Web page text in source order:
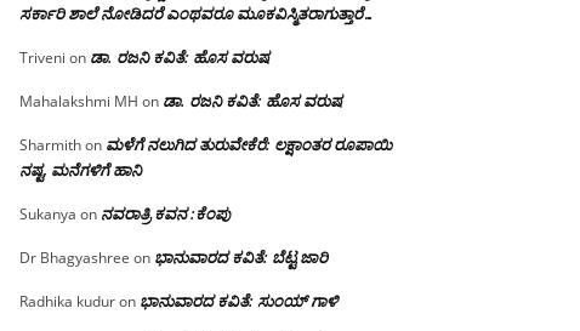
ಸರ್ಕಾರಿ ಶಾಲೆ ನೋಡಿದರೆ ಎಂಥವರೂ ಮೂಕವಿಸ್ಮಿತರಾಗುತ್ತಾರೆ…
Triveni on ಡಾ. ರಜನಿ ಕವಿತೆ: ಹೊಸ ವರುಷ
Mahalakshmi MH on ಡಾ. ರಜನಿ ಕವಿತೆ: ಹೊಸ ವರುಷ
Sharmithon ಮಳೆಗೆ ನಲುಗಿದ ತುರುವೇಕೆರೆ: ಲಕ್ಷಾಂತರ ರೂಪಾಯಿ
ನಷ್ಟ, ಮನೆಗಳಿಗೆ ಹಾನಿ
Sukanya on ನವರಾತ್ರಿ ಕವನ :ಕೆಂಪು
Dr Bhagyashree on ಭಾನುವಾರದ ಕವಿತೆ: ಬೆಟ್ಟ ಜಾರಿ
Radhika kuduron ಭಾನುವಾರದ ಕವಿತೆ: ಸುಂಯ್ ಗಾಳಿ